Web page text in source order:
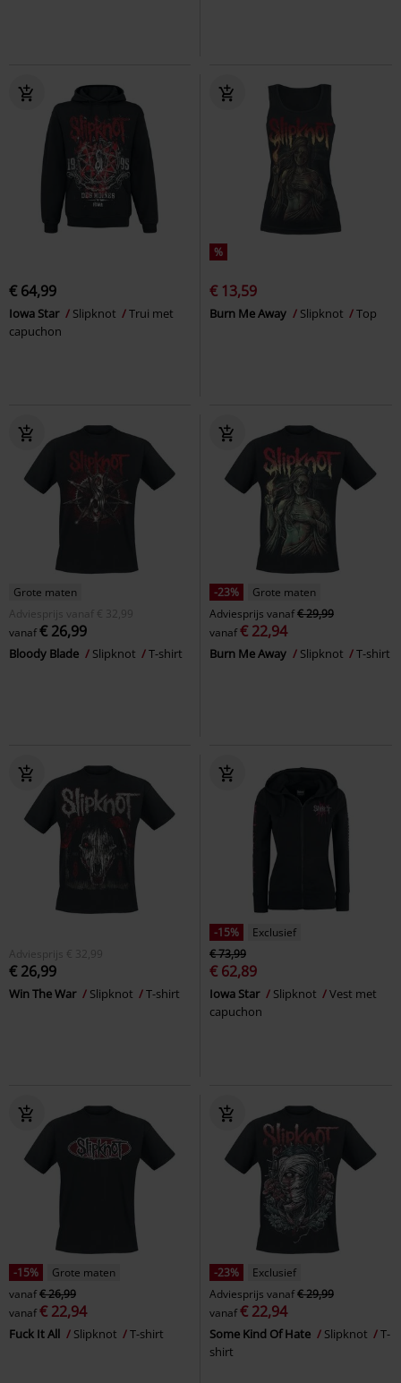
€ 64,99
Iowa Star Slipknot
Trui met
capuchon
%
€ 13,59
Burn Me Away Slipknot Top
Grote maten
Adviesprijs
vanaf € 32,99
vanaf€ 26,99
Bloody Blade Slipknot T-shirt
-23%
Grote maten
Adviesprijs vanaf€ 29,99
vanaf€ 22,94
Burn Me Away Slipknot T-shirt
Adviesprijs € 32,99
€ 26,99
Win The War Slipknot T-shirt
-15%
Exclusief
€ 73,99
€ 62,89
Iowa Star Slipknot
Vest met
capuchon
-15%
Grote maten
vanaf€ 26,99
vanaf€ 22,94
Fuck It All Slipknot T-shirt
-23%
Exclusief
Adviesprijs vanaf€ 29,99
vanaf€ 22,94
Some Kind Of Hate Slipknot
T-
shirt